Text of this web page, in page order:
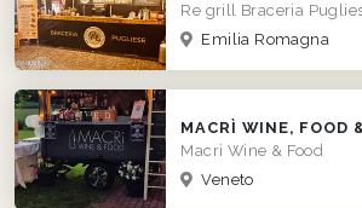
Re grill Braceria
Emilia Romagna
MACRÌ WINE, FOOD
Macrì Wine & Food
Veneto